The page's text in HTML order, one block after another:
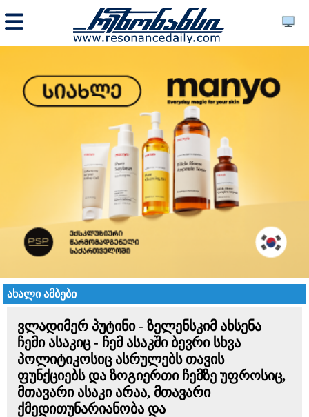
ახალი ამბები
ვლადიმერ პუტინი - ზელენსკიმ ახსენა
ჩემი ასაკიც - ჩემ ასაკში ბევრი სხვა
პოლიტიკოსიც ასრულებს თავის
ფუნქციებს და ზოგიერთი ჩემზე უფროსიც,
მთავარი ასაკი არაა, მთავარი
ქმედითუნარიანობა და